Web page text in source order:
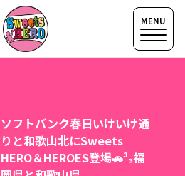
ソフトバンク春日いけいけ通
りと和歌山北にSweets
HERO＆HEROES登場🚗³₃福